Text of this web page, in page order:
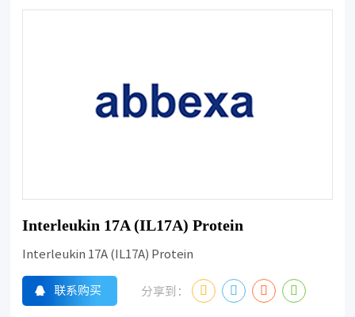
Interleukin 17A (IL17A) Protein
Interleukin 17A (IL17A) Protein
联系购买 分享到：